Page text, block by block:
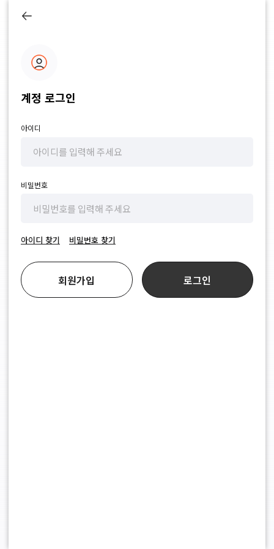
계정 로그인
아이디
비밀번호
아이디 찾기 비밀번호 찾기
회원가입 로그인